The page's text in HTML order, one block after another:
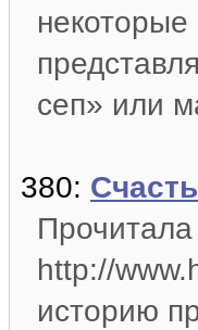
некоторые
сеп» или
380:
http://
историю